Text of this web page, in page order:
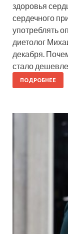
здоровья
сердечного
употреблять
диетолог
декабря.
стало
ПОДРОБНЕЕ